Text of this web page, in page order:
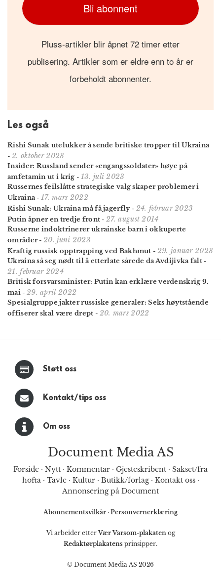
Bli abonnent
Pluss-artikler blir åpnet 72 timer etter
publisering. Artikler som er eldre enn to år er
forbeholdt abonnenter.
Les også
Rishi Sunak utelukker å sende britiske tropper til Ukraina
- 2. oktober 2023
Insider: Russland sender «engangssoldater» høye på
amfetamin ut i krig - 13. juli 2023
Russernes feilslåtte strategiske valg skaper problemer i
Ukraina -17. mars 2022
Rishi Sunak: Ukraina må få jagerfly- 24. februar 2023
Putin åpner en tredje front -27. august 2014
Russerne indoktrinerer ukrainske barn i okkuperte
områder-20. juni 2023
Kraftig russisk opptrapping ved Bakhmut - 29. januar 2023
Ukraina så seg nødt til å etterlate sårede da Avdijivka falt -
21. februar 2024
Britisk forsvars­minister: Putin kan erklære verdenskrig 9.
mai- 29. april 2022
Spesialgruppe jakter russiske generaler: Seks høytstående
offiserer skal være drept - 20. mars 2022
Støtt oss
Kontakt/tips oss
Om oss
Document Media AS
Forside · Nytt · Kommentar · Gjesteskribent · Sakset/fra
hofta · Tavle· Kultur· Butikk/forlag· Kontakt oss·
Annonsering på Document
Abonnementsvilkår · Personvernerklæring
Vi arbeider etterVær Varsom-plakaten og
Redaktørplakatens prinsipper.
© Document Media AS 2026